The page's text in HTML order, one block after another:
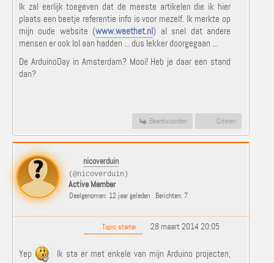
Ik zal eerlijk toegeven dat de meeste artikelen die ik hier
plaats een beetje referentie info is voor mezelf. Ik merkte op
mijn oude website (www.weethet.nl) al snel dat andere
mensen er ook lol aan hadden ... dus lekker doorgegaan ...
De ArduinoDay in Amsterdam? Mooi! Heb je daar een stand
dan?
Beantwoorden Citeren
nicoverduin
(@nicoverduin)
Active Member
Deelgenomen: 12 jaar geleden Berichten: 7
Topic starter 28 maart 2014 20:05
Yep
Ik sta er met enkele van mijn Arduino projecten,